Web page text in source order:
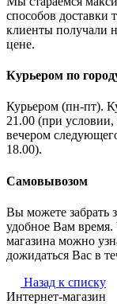
способов доставки
клиенты получали
цене.
Курьером по
Курьером (пн-пт).
21.00 (при условии,
вечером
18.00).
Самовывозом
Вы можете забрать
удобное Вам
магазина можно
дожидаться Вас в
Назад к списку
Интернет-магазин